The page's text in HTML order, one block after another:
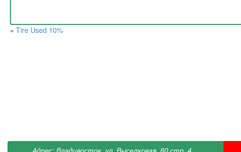
« Tire Used 10%
Адрес: Владивосток, ул. Выселковая, 80 стр. 4